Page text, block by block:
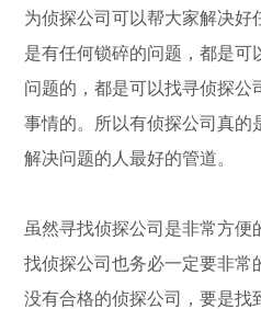
为侦探公司可以帮大家解决好
是有任何锁碎的问题，都是可
问题的，都是可以找寻侦探公
事情的。所以有侦探公司真的
解决问题的人最好的管道。
虽然寻找侦探公司是非常方
找侦探公司也务必一定要非常
没有合格的侦探公司，要是找